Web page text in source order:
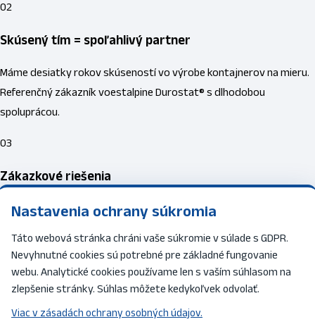
02
Skúsený tím = spoľahlivý partner
Máme desiatky rokov skúseností vo výrobe kontajnerov na mieru.
Referenčný zákazník voestalpine Durostat® s dlhodobou
spoluprácou.
03
Zákazkové riešenia
Každý kontajner vyrábame na mieru — typ kontajnera, rozmery,
DIN 30722-1/2/3 / SS 3021, DIN 30720 / SS 3021 a UIC 50 591 (ACTS).
DIN certifikované normy
Nastavenia ochrany súkromia
Táto webová stránka chráni vaše súkromie v súlade s GDPR.
Nevyhnutné cookies sú potrebné pre základné fungovanie
webu. Analytické cookies používame len s vaším súhlasom na
zlepšenie stránky. Súhlas môžete kedykoľvek odvolať.
Viac v zásadách ochrany osobných údajov.